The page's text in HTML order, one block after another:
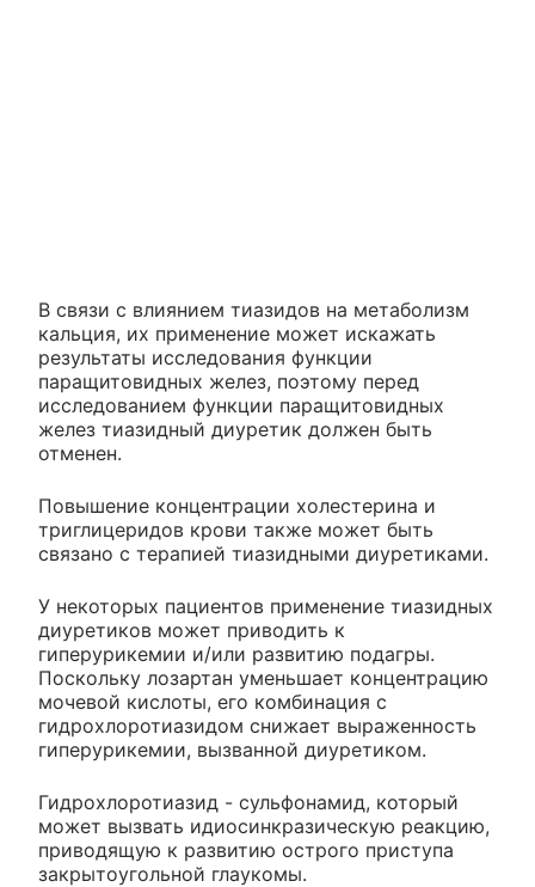
В связи с влиянием тиазидов на метаболизм
кальция, их применение может искажать
результаты исследования функции
паращитовидных желез, поэтому перед
исследованием функции паращитовидных
желез тиазидный диуретик должен быть
отменен.
Повышение концентрации холестерина и
триглицеридов крови также может быть
связано с терапией тиазидными диуретиками.
У некоторых пациентов применение тиазидных
диуретиков может приводить к
гиперурикемии и/или развитию подагры.
Поскольку лозартан уменьшает концентрацию
мочевой кислоты, его комбинация с
гидрохлоротиазидом снижает выраженность
гиперурикемии, вызванной диуретиком.
Гидрохлоротиазид - сульфонамид, который
может вызвать идиосинкразическую реакцию,
приводящую к развитию острого приступа
закрытоугольной глаукомы.